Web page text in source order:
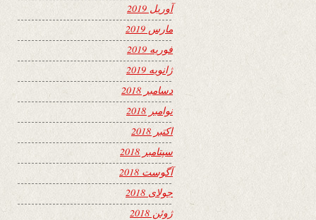
آوریل 2019
مارس 2019
فوریه 2019
ژانویه 2019
دسامبر 2018
نوامبر 2018
اکتبر 2018
سپتامبر 2018
آگوست 2018
جولای 2018
ژوئن 2018